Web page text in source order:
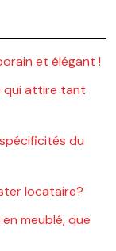
et élégant !
qui attire tant
du
locataire?
meublé, que